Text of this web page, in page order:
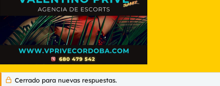
Cerrado para nuevas respuestas.